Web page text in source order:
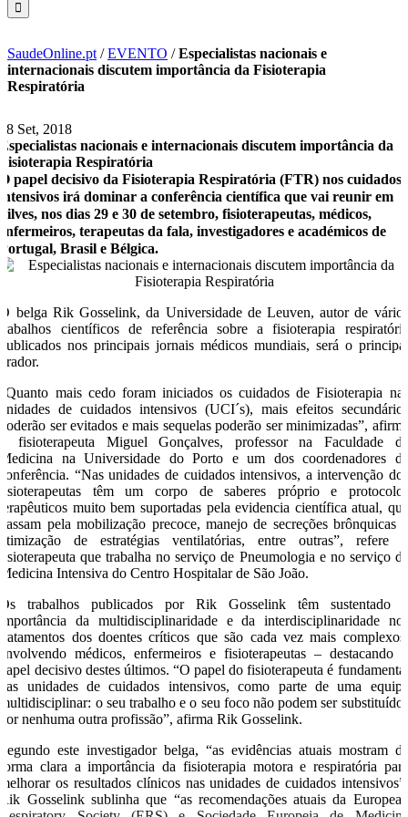
SaudeOnline.pt /EVENTO /Especialistas nacionais e
internacionais discutem importância da Fisioterapia
Respiratória
28 Set, 2018
Especialistas nacionais e internacionais discutem importância da
Fisioterapia Respiratória
O papel decisivo da Fisioterapia Respiratória (FTR) nos cuidados
intensivos irá dominar a conferência científica que vai reunir em
Silves, nos dias 29 e 30 de setembro, fisioterapeutas, médicos,
enfermeiros, terapeutas da fala, investigadores e académicos de
Portugal, Brasil e Bélgica.
O belga Rik Gosselink, da Universidade de Leuven, autor de vários
trabalhos científicos de referência sobre a fisioterapia respiratória
publicados nos principais jornais médicos mundiais, será o principal
orador.
“Quanto mais cedo foram iniciados os cuidados de Fisioterapia nas
unidades de cuidados intensivos (UCI´s), mais efeitos secundários
poderão ser evitados e mais sequelas poderão ser minimizadas”, afirma
o fisioterapeuta Miguel Gonçalves, professor na Faculdade de
Medicina na Universidade do Porto e um dos coordenadores da
conferência. “Nas unidades de cuidados intensivos, a intervenção dos
fisioterapeutas têm um corpo de saberes próprio e protocolos
terapêuticos muito bem suportadas pela evidencia científica atual, que
passam pela mobilização precoce, manejo de secreções brônquicas e
otimização de estratégias ventilatórias, entre outras”, refere o
fisioterapeuta que trabalha no serviço de Pneumologia e no serviço de
Medicina Intensiva do Centro Hospitalar de São João.
Os trabalhos publicados por Rik Gosselink têm sustentado a
importância da multidisciplinaridade e da interdisciplinaridade nos
tratamentos dos doentes críticos que são cada vez mais complexos,
envolvendo médicos, enfermeiros e fisioterapeutas – destacando o
papel decisivo destes últimos. “O papel do fisioterapeuta é fundamental
nas unidades de cuidados intensivos, como parte de uma equipe
multidisciplinar: o seu trabalho e o seu foco não podem ser substituídos
por nenhuma outra profissão”, afirma Rik Gosselink.
Segundo este investigador belga, “as evidências atuais mostram de
forma clara a importância da fisioterapia motora e respiratória para
melhorar os resultados clínicos nas unidades de cuidados intensivos”.
Rik Gosselink sublinha que “as recomendações atuais da European